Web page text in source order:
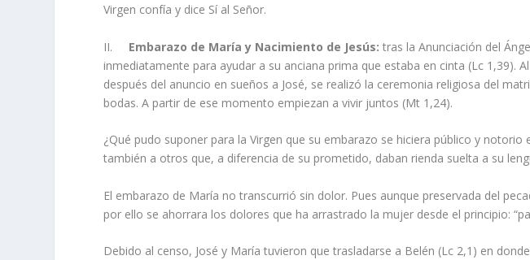
Virgen confía y dice Sí al Señor.
II. Embarazo de María y Nacimiento de Jesús: tras la Anunciación del
inmediatamente para ayudar a su anciana prima que estaba en cinta (Lc 1,39).
después del anuncio en sueños a José, se realizó la ceremonia religiosa del
bodas. A partir de ese momento empiezan a vivir juntos (Mt 1,24).
¿Qué pudo suponer para la Virgen que su embarazo se hiciera público y notorio
también a otros que, a diferencia de su prometido, daban rienda suelta a su
El embarazo de María no transcurrió sin dolor. Pues aunque preservada del
por ello se ahorrara los dolores que ha arrastrado la mujer desde el principio:
Debido al censo, José y María tuvieron que trasladarse a Belén (Lc 2,1) en